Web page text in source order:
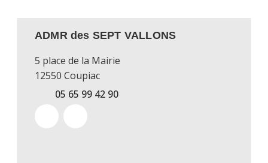
ADMR des SEPT VALLONS
5 place de la Mairie
12550 Coupiac
05 65 99 42 90